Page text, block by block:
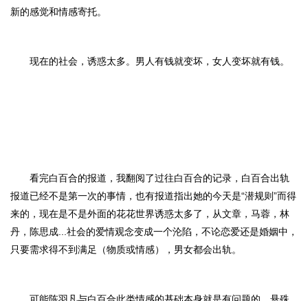
新的感觉和情感寄托。
现在的社会，诱惑太多。 男人有钱就变坏，女人变坏就有钱。
看完白百合的报道，我翻阅了过往白百合的记录，白百合出轨
报道已经不是第一次的事情，也有报道指出她的今天是“潜规则”而得
来的，现在是不是外面的花花世界诱惑太多了 ， 从文章，马蓉，林
丹，陈思成 ...社会的爱情观念变成一个沦陷， 不论恋爱还是婚姻中，
只要需求得不到满足（物质或情感），男女都会出轨 。